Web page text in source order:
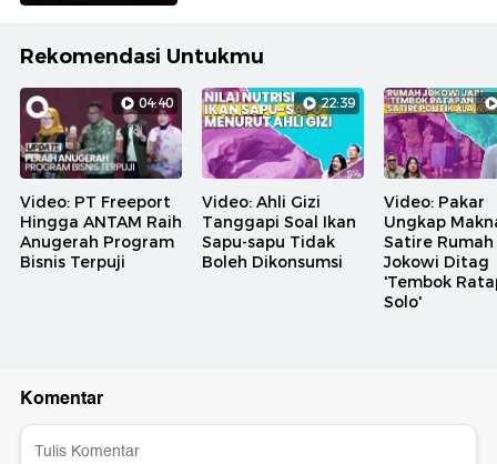
Rekomendasi Untukmu
04:40
Video: PT Freeport
Hingga ANTAM Raih
Anugerah Program
Bisnis Terpuji
22:39
Video: Ahli Gizi
Tanggapi Soal Ikan
Sapu-sapu Tidak
Boleh Dikonsumsi
Video: Pakar
Ungkap
Satire Rumah
Jokowi Ditag
'Tembok
Solo'